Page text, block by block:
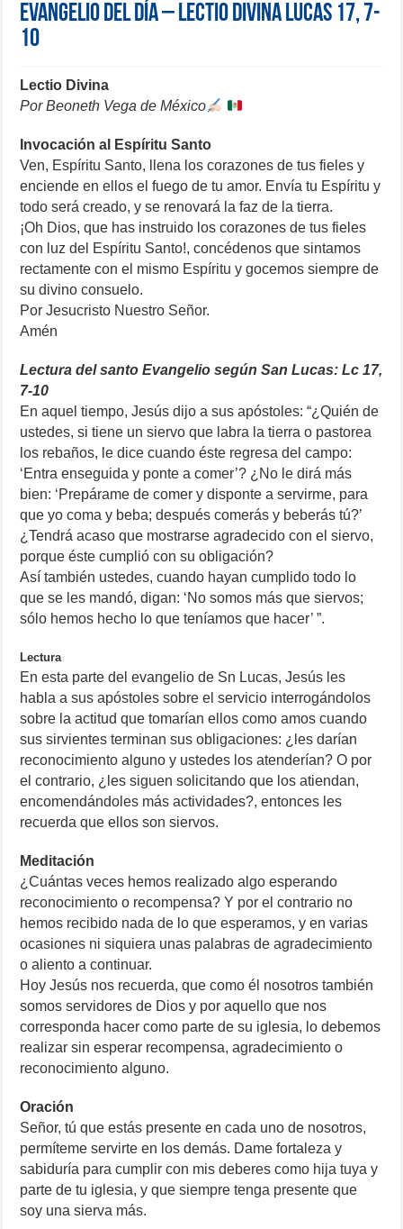
Evangelio del día – Lectio Divina Lucas 17, 7-
10
Lectio Divina
Por Beoneth Vega de México
Invocación al Espíritu Santo
Ven, Espíritu Santo, llena los corazones de tus fieles y
enciende en ellos el fuego de tu amor. Envía tu Espíritu y
todo será creado, y se renovará la faz de la tierra.
¡Oh Dios, que has instruido los corazones de tus fieles
con luz del Espíritu Santo!, concédenos que sintamos
rectamente con el mismo Espíritu y gocemos siempre de
su divino consuelo.
Por Jesucristo Nuestro Señor.
Amén
Lectura del santo Evangelio según San Lucas: Lc 17,
7-10
En aquel tiempo, Jesús dijo a sus apóstoles: “¿Quién de
ustedes, si tiene un siervo que labra la tierra o pastorea
los rebaños, le dice cuando éste regresa del campo:
‘Entra enseguida y ponte a comer’? ¿No le dirá más
bien: ‘Prepárame de comer y disponte a servirme, para
que yo coma y beba; después comerás y beberás tú?’
¿Tendrá acaso que mostrarse agradecido con el siervo,
porque éste cumplió con su obligación?
Así también ustedes, cuando hayan cumplido todo lo
que se les mandó, digan: ‘No somos más que siervos;
sólo hemos hecho lo que teníamos que hacer’ ”.
Lectura
En esta parte del evangelio de Sn Lucas, Jesús les
habla a sus apóstoles sobre el servicio interrogándolos
sobre la actitud que tomarían ellos como amos cuando
sus sirvientes terminan sus obligaciones: ¿les darían
reconocimiento alguno y ustedes los atenderían? O por
el contrario, ¿les siguen solicitando que los atiendan,
encomendándoles más actividades?, entonces les
recuerda que ellos son siervos.
Meditación
¿Cuántas veces hemos realizado algo esperando
reconocimiento o recompensa? Y por el contrario no
hemos recibido nada de lo que esperamos, y en varias
ocasiones ni siquiera unas palabras de agradecimiento
o aliento a continuar.
Hoy Jesús nos recuerda, que como él nosotros también
somos servidores de Dios y por aquello que nos
corresponda hacer como parte de su iglesia, lo debemos
realizar sin esperar recompensa, agradecimiento o
reconocimiento alguno.
Oración
Señor, tú que estás presente en cada uno de nosotros,
permíteme servirte en los demás. Dame fortaleza y
sabiduría para cumplir con mis deberes como hija tuya y
parte de tu iglesia, y que siempre tenga presente que
soy una sierva más.